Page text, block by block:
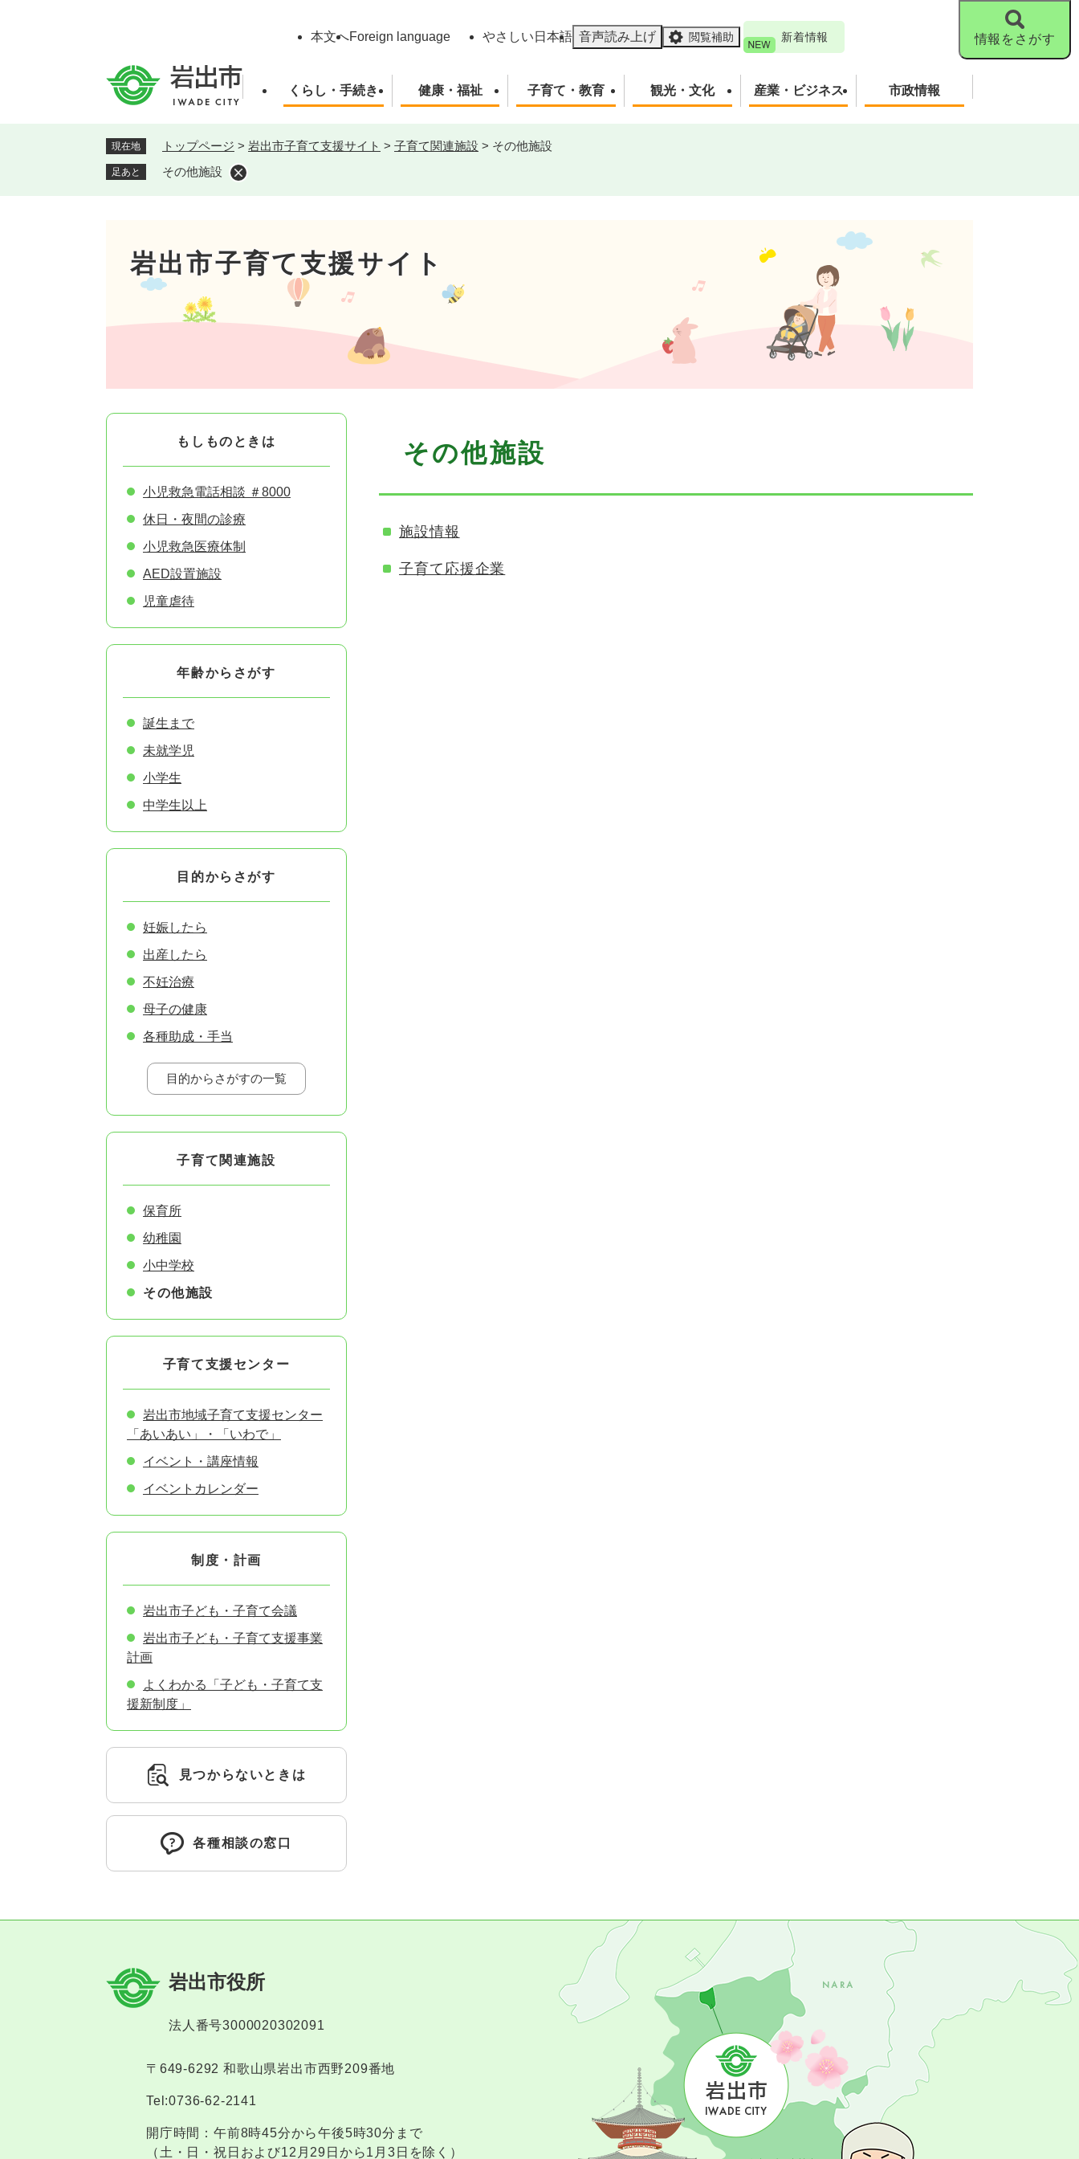
本文へForeign language やさしい日本語 音声読み上げ 閲覧補助 新着情報
くらし・手続き 健康・福祉 子育て・教育 観光・文化 産業・ビジネス 市政情報
情報をさがす
現在地 トップページ > 岩出市子育て支援サイト > 子育て関連施設 > その他施設
足あと その他施設
岩出市子育て支援サイト
その他施設
施設情報
子育て応援企業
もしものときは
小児救急電話相談 ＃8000
休日・夜間の診療
小児救急医療体制
AED設置施設
児童虐待
年齢からさがす
誕生まで
未就学児
小学生
中学生以上
目的からさがす
妊娠したら
出産したら
不妊治療
母子の健康
各種助成・手当
目的からさがすの一覧
子育て関連施設
保育所
幼稚園
小中学校
その他施設
子育て支援センター
岩出市地域子育て支援センター
「あいあい」・「いわで」
イベント・講座情報
イベントカレンダー
制度・計画
岩出市子ども・子育て会議
岩出市子ども・子育て支援事業
計画
よくわかる「子ども・子育て支
援新制度」
見つからないときは
各種相談の窓口
岩出市役所
法人番号3000020302091
〒649-6292 和歌山県岩出市西野209番地
Tel:0736-62-2141
開庁時間：午前8時45分から午後5時30分まで
（土・日・祝日および12月29日から1月3日を除く）